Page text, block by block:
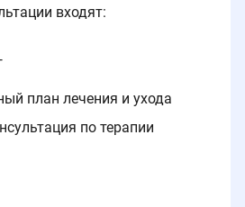
входят:
план лечения и ухода
по терапии